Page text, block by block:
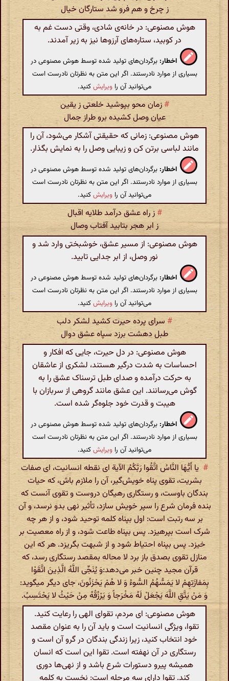
ز چرخ و هم فرو شد ستارگان خیال
هوش مصنوعی: در خانه‌ی شادی، وقتی دست غم به
در کوبید، ستاره‌های آرزوها نیز به زیر آمدند.
اخطار: برگردان‌های تولید شده توسط هوش مصنوعی در
بسیاری از موارد نادرستند. اگر این متن به نظرتان نادرست است
می‌توانید آن را ویرایشکنید.
#زمان محو بپوشید خلعتی ز یقین
عیان وصل کشیده برو طراز جمال
هوش مصنوعی: زمانی که حقیقتی آشکار می‌شود، آن را
مانند لباسی برتن کن و زیبایی وصل را به نمایش بگذار.
اخطار: برگردان‌های تولید شده توسط هوش مصنوعی در
بسیاری از موارد نادرستند. اگر این متن به نظرتان نادرست است
می‌توانید آن را ویرایشکنید.
# ز راه عشق درآمد طلایه اقبال
ز ابر هجر بتابید آفتاب وصال‌
هوش مصنوعی: از مسیر عشق، خوشبختی وارد شد و
نور وصل، از ابر جدایی تابید.
اخطار: برگردان‌های تولید شده توسط هوش مصنوعی در
بسیاری از موارد نادرستند. اگر این متن به نظرتان نادرست است
می‌توانید آن را ویرایشکنید.
# سرای پرده حیرت کشید لشکر دلب
طبل دهشت برزد سپاه عشق دوال
هوش مصنوعی: در دل حیرت، جایی که افکار و
احساسات به شدت درگیر هستند، لشکری از عاشقان
به حرکت درآمده و صدای طبل ترسناک عشق را به
گوش می‌رسانند. این عشق مانند گروهی از سربازان با
هیبت و قدرت خود جلوه‌گر شده است.
اخطار: برگردان‌های تولید شده توسط هوش مصنوعی در
بسیاری از موارد نادرستند. اگر این متن به نظرتان نادرست است
می‌توانید آن را ویرایشکنید.
# ‌ یا أَیُّهَا النَّاسُ اتَّقُوا رَبَّکُمُ الآیة ای نقطه انسانیت، ای صفات
بشریت، تقوی پناه خویش‌گیر، آن را ملازم باش، که حیات
بندگان باوست، و رستگاری رهیگان دروست و تقوی آنست که
بنده فرمان شرع را سپر خویش سازد، تأثیر نهی بدو نرسد، و آن
بر سه رتبت است: اول بپناه کلمه توحید شود، و از هر چه
شرک است بپرهیزد. پس بپناه طاعت شود، و از راه معصیت بر
خیزد. پس بپناه احتیاط شود و از شبهت بگریزد. هر که این
منازل تقوی بصدق باز برد لا محاله بمقصد رستگاری رسد، که
قرآن مجید چنین خبر می‌دهد:وَ یُنَجِّی اللَّهُ الَّذِینَ اتَّقَوْا
بِمَفازَتِهِمْ لا یَمَسُّهُمُ السُّوءُ وَ لا هُمْ یَحْزَنُونَ، جای دیگر میگوید:
وَ مَنْ یَتَّقِ اللَّهَ یَجْعَلْ لَهُ مَخْرَجاً وَ یَرْزُقْهُ مِنْ حَیْثُ لا یَحْتَسِبُ.
هوش مصنوعی: ای مردم، تقوای الهی را رعایت کنید.
تقوا، ویژگی انسانیت است و باید آن را به عنوان مقصد
خود انتخاب کنید، زیرا زندگی بندگان در گرو آن است و
رستگاری در آن نهفته است. تقوا این است که انسان
همیشه پیرو دستورات شرع باشد و از نهی‌ها دوری
کند. تقوا دارای سه مرحله است: نخست به کلمه